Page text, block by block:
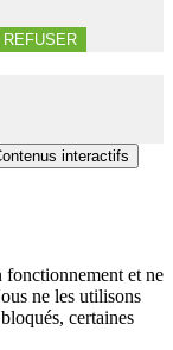
interactifs
fonctionnement et ne
ne les utilisons
certaines